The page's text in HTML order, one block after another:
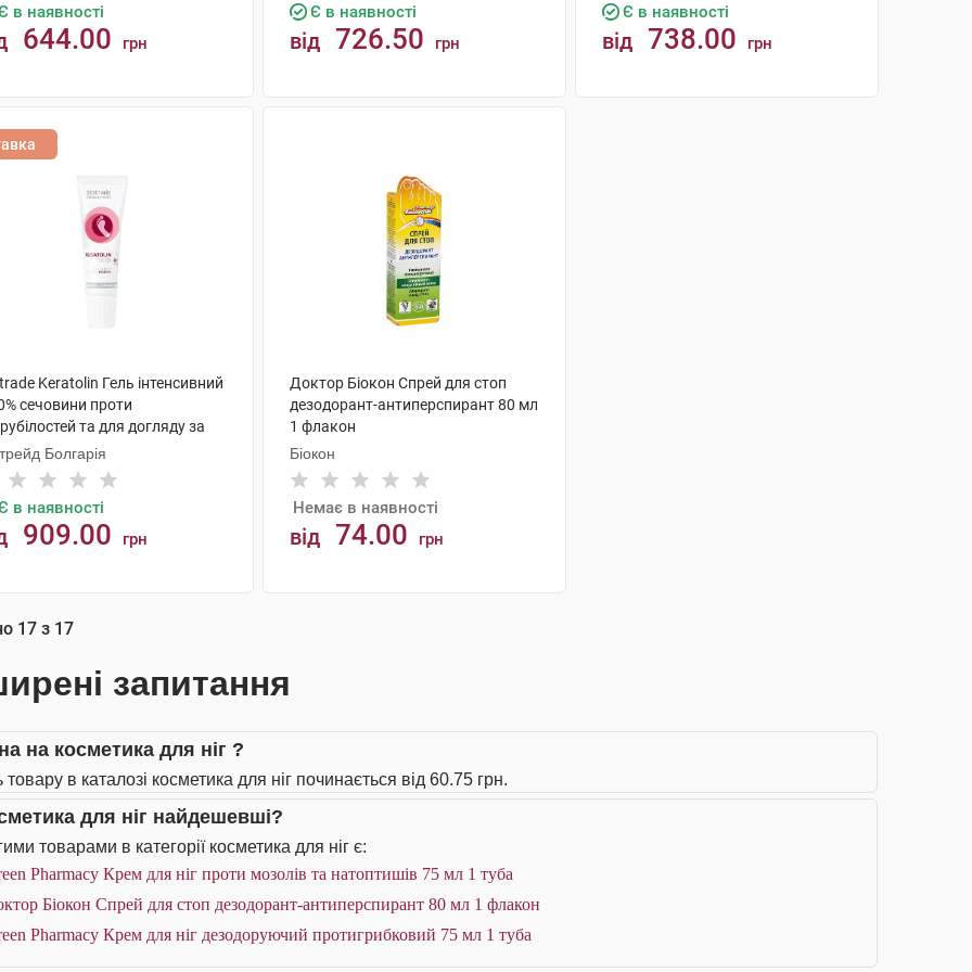
в наявності
644.00 грн
Є в наявності
від 726.50 грн
Є в наявності
від 738.00 грн
Keratolin Гель інтенсивний
сечовини проти
та для догляду за
15 мл 1 туба
Болгарія
в наявності
909.00 грн
Доктор Біокон Спрей для стоп
дезодорант-антиперспирант 80 мл
1 флакон
Біокон
Немає в наявності
від 74.00 грн
17 з 17
запитання
на косметика для ніг ?
товару в каталозі косметика для ніг починається від 60.75 грн.
для ніг найдешевші?
товарами в категорії косметика для ніг є:
Pharmacy Крем для ніг проти мозолів та натоптишів 75 мл 1 туба
Біокон Спрей для стоп дезодорант-антиперспирант 80 мл 1 флакон
Pharmacy Крем для ніг дезодоруючий протигрибковий 75 мл 1 туба